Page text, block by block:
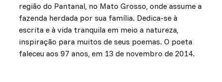
região do Pantanal, no Mato Grosso, onde assume a
fazenda herdada por sua família. Dedica-se à
escrita e à vida tranquila em meio a natureza,
inspiração para muitos de seus poemas. O poeta
faleceu aos 97 anos, em 13 de novembro de 2014.